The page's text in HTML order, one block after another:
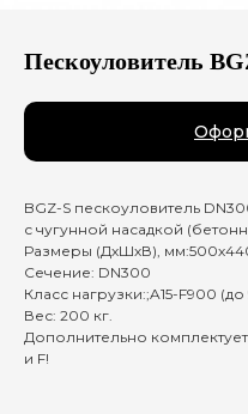
Пескоуловитель
BGZ-S пескоуловитель
с чугунной насадкой
Размеры (ДхШхВ),
Сечение: DN300
Класс нагрузки:;A15-F900
Вес: 200 кг.
Дополнительно
и F!